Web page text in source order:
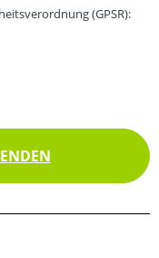
(GPSR):